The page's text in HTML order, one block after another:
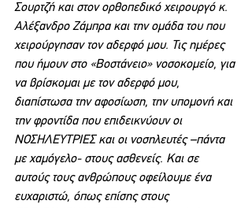
Σουρτζή και στον ορθοπεδικό χειρουργό κ.
Αλέξανδρο Ζάμπρα και την ομάδα του που
χειρούργησαν τον αδερφό μου. Τις ημέρες
που ήμουν στο «Βοστάνειο» νοσοκομείο, για
να βρίσκομαι με τον αδερφό μου,
διαπίστωσα την αφοσίωση, την υπομονή και
την φροντίδα που επιδεικνύουν οι
ΝΟΣΗΛΕΥΤΡΙΕΣ και οι νοσηλευτές –πάντα
με χαμόγελο- στους ασθενείς. Και σε
αυτούς τους ανθρώπους οφείλουμε ένα
ευχαριστώ, όπως επίσης στους